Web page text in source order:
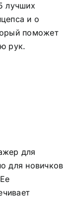
лучших
и о
поможет
рук.
для
для новичков